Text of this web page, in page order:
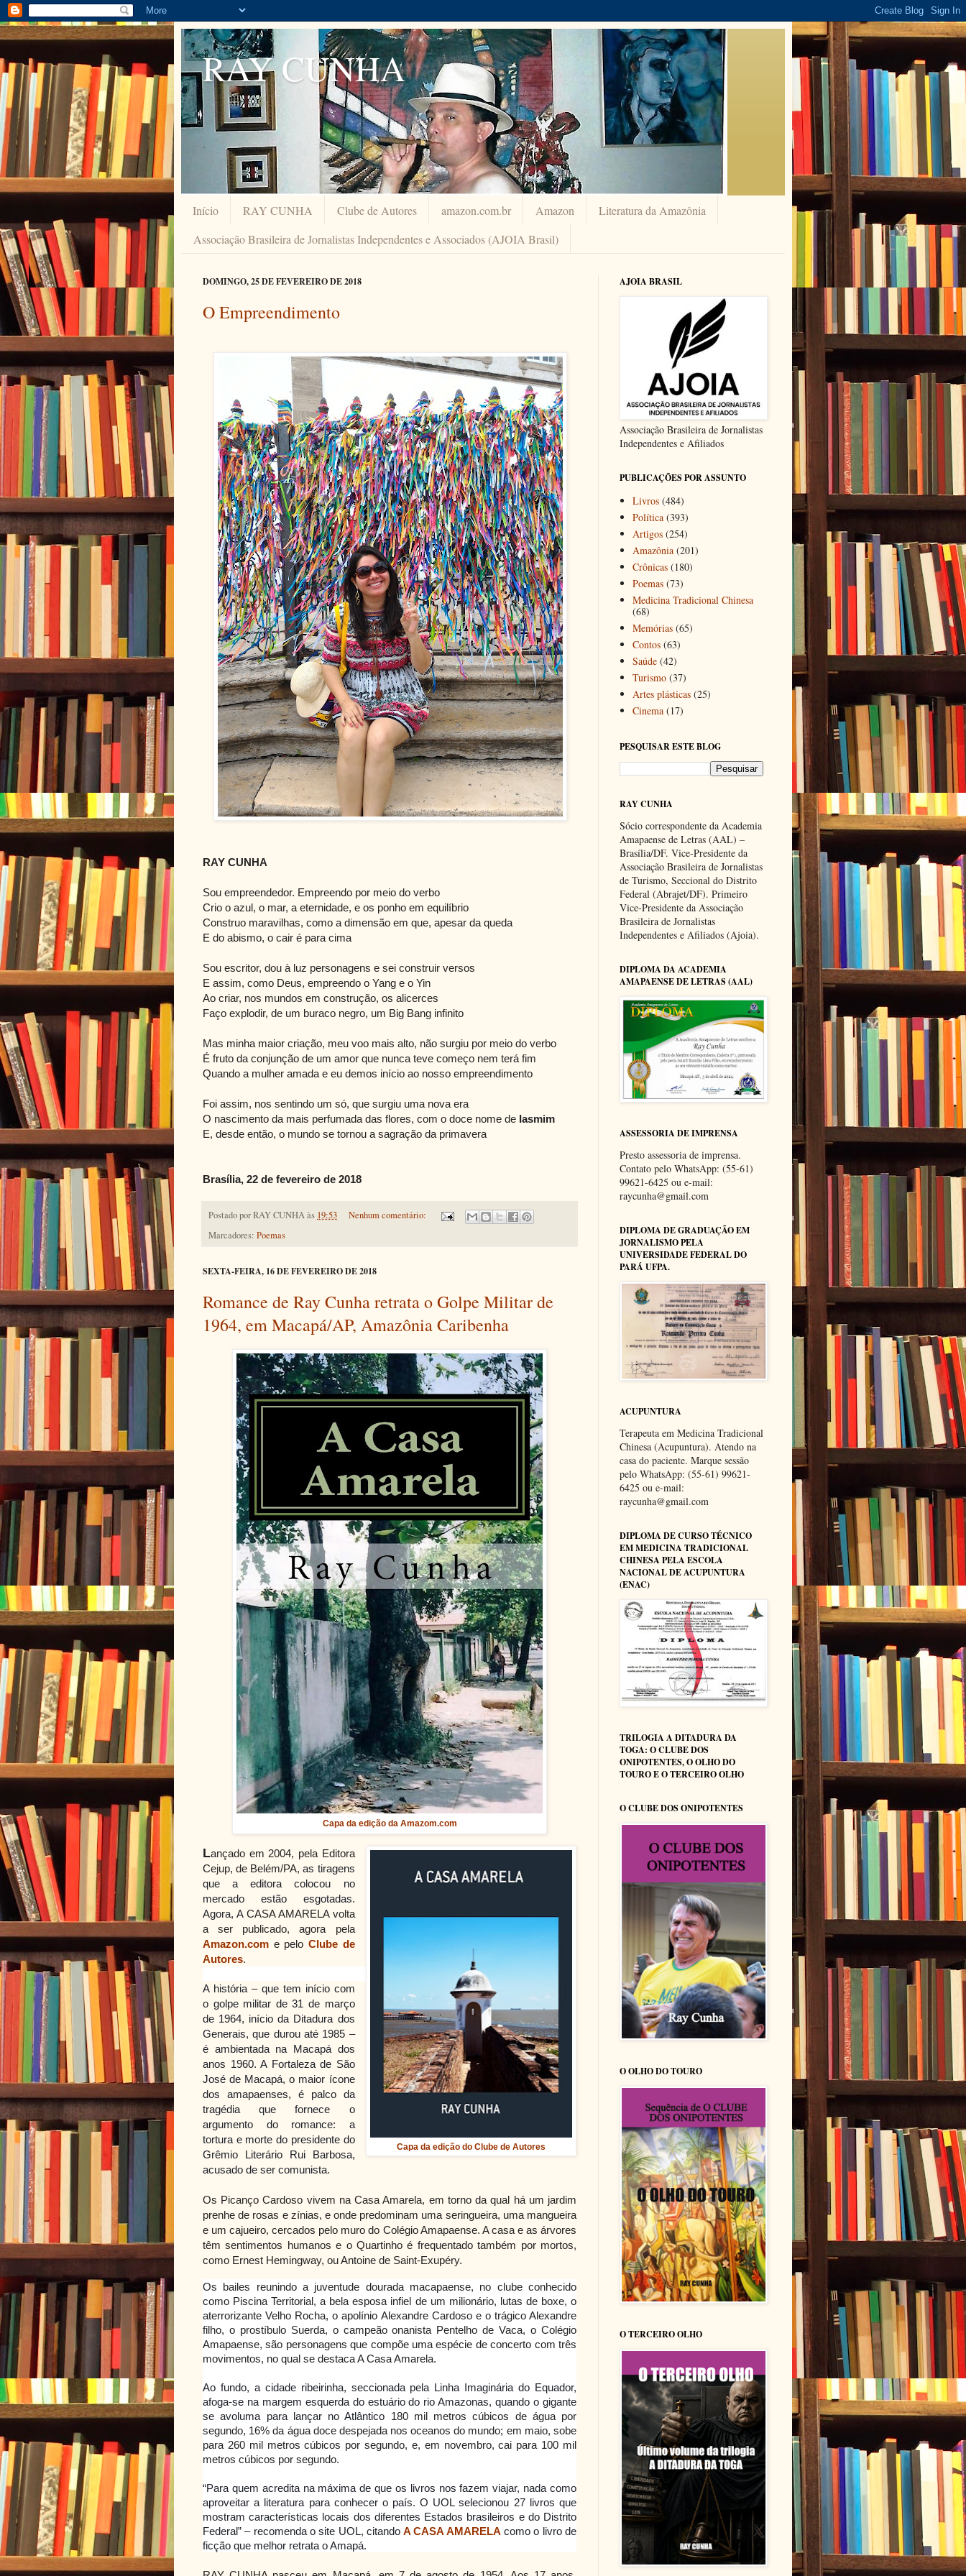
RAY CUNHA
Início RAY CUNHA Clube de Autores amazon.com.br Amazon
Literatura da Amazônia
Associação Brasileira de Jornalistas Independentes e Associados (AJOIA Brasil)
DOMINGO, 25 DE FEVEREIRO DE 2018
O Empreendimento
RAY CUNHA
Sou empreendedor. Empreendo por meio do verbo
Crio o azul, o mar, a eternidade, e os ponho em equilíbrio
Construo maravilhas, como a dimensão em que, apesar da queda
E do abismo, o cair é para cima
Sou escritor, dou à luz personagens e sei construir versos
E assim, como Deus, empreendo o Yang e o Yin
Ao criar, nos mundos em construção, os alicerces
Faço explodir, de um buraco negro, um Big Bang infinito
Mas minha maior criação, meu voo mais alto, não surgiu por meio do verbo
É fruto da conjunção de um amor que nunca teve começo nem terá fim
Quando a mulher amada e eu demos início ao nosso empreendimento
Foi assim, nos sentindo um só, que surgiu uma nova era
O nascimento da mais perfumada das flores, com o doce nome de Iasmim
E, desde então, o mundo se tornou a sagração da primavera
Brasília, 22 de fevereiro de 2018
Postado porRAY CUNHAàs 19:53
Nenhum comentário:
Marcadores: Poemas
SEXTA-FEIRA, 16 DE FEVEREIRO DE 2018
Romance de Ray Cunha retrata o Golpe Militar de
1964, em Macapá/AP, Amazônia Caribenha
Capa da edição da Amazom.com
Capa da edição do Clube de Autores
Lançado em 2004, pela Editora
Cejup, de Belém/PA,as tiragens
que a editora colocou no
mercado estão esgotadas.
Agora, ACASA AMARELA volta
a ser publicado, agora pela
Amazon.com e pelo Clube de
Autores.
A história – que tem início com
o golpe militar de 31 de março
de 1964, início da Ditadura dos
Generais, que durou até 1985 –
é ambientada na Macapá dos
anos 1960. A Fortaleza de São
José de Macapá, o maior ícone
dos amapaenses, é palco da
tragédia que fornece o
argumento do romance: a
tortura e morte do presidente do
Grêmio Literário Rui Barbosa,
acusado de ser comunista.
Os Picanço Cardoso vivem na Casa Amarela, em torno da qual há um jardim
prenhe de rosas e zínias, e onde predominam uma seringueira, uma mangueira
e um cajueiro, cercados pelo muro do Colégio Amapaense. A casa e as árvores
têm sentimentos humanos e o Quartinho é frequentado também por mortos,
como Ernest Hemingway, ou Antoine de Saint-Exupéry.
Os bailes reunindo a juventude dourada macapaense, no clube conhecido
como Piscina Territorial, a bela esposa infiel de um milionário, lutas de boxe, o
aterrorizante Velho Rocha, o apolínio Alexandre Cardoso e o trágico Alexandre
filho, o prostíbulo Suerda, o campeão onanista Pentelho de Vaca, o Colégio
Amapaense, são personagens que compõe uma espécie de concerto com três
movimentos, no qual se destaca A Casa Amarela.
Ao fundo, a cidade ribeirinha, seccionada pela Linha Imaginária do Equador,
afoga-se na margem esquerda do estuário do rio Amazonas, quando o gigante
se avoluma para lançar no Atlântico 180 mil metros cúbicos de água por
segundo, 16% da água doce despejada nos oceanos do mundo; em maio, sobe
para 260 mil metros cúbicos por segundo, e, em novembro, cai para 100 mil
metros cúbicos por segundo.
“Para quem acredita na máxima de que os livros nos fazem viajar, nada como
aproveitar a literatura para conhecer o país. O UOL selecionou 27 livros que
mostram características locais dos diferentes Estados brasileiros e do Distrito
Federal” – recomenda o site UOL, citandoA CASA AMARELAcomo o livro de
ficção que melhor retrata o Amapá.
AJOIA BRASIL
Associação Brasileira de Jornalistas
Independentes e Afiliados
PUBLICAÇÕES POR ASSUNTO
Livros (484)
Política (393)
Artigos (254)
Amazônia (201)
Crônicas (180)
Poemas (73)
Medicina Tradicional Chinesa
(68)
Memórias (65)
Contos (63)
Saúde (42)
Turismo (37)
Artes plásticas (25)
Cinema (17)
PESQUISAR ESTE BLOG
RAY CUNHA
Sócio correspondente da Academia
Amapaense de Letras (AAL) –
Brasília/DF. Vice-Presidente da
Associação Brasileira de Jornalistas
de Turismo, Seccional do Distrito
Federal (Abrajet/DF). Primeiro
Vice-Presidente da Associação
Brasileira de Jornalistas
Independentes e Afiliados (Ajoia).
DIPLOMA DA ACADEMIA
AMAPAENSE DE LETRAS (AAL)
ASSESSORIA DE IMPRENSA
Presto assessoria de imprensa.
Contato pelo WhatsApp: (55-61)
99621-6425 ou e-mail:
raycunha@gmail.com
DIPLOMA DE GRADUAÇÃO EM
JORNALISMO PELA
UNIVERSIDADE FEDERAL DO
PARÁ UFPA.
ACUPUNTURA
Terapeuta em Medicina Tradicional
Chinesa (Acupuntura). Atendo na
casa do paciente. Marque sessão
pelo WhatsApp: (55-61) 99621-
6425 ou e-mail:
raycunha@gmail.com
DIPLOMA DE CURSO TÉCNICO
EM MEDICINA TRADICIONAL
CHINESA PELA ESCOLA
NACIONAL DE ACUPUNTURA
(ENAC)
TRILOGIA A DITADURA DA
TOGA: O CLUBE DOS
ONIPOTENTES, O OLHO DO
TOURO E O TERCEIRO OLHO
O CLUBE DOS ONIPOTENTES
O OLHO DO TOURO
O TERCEIRO OLHO